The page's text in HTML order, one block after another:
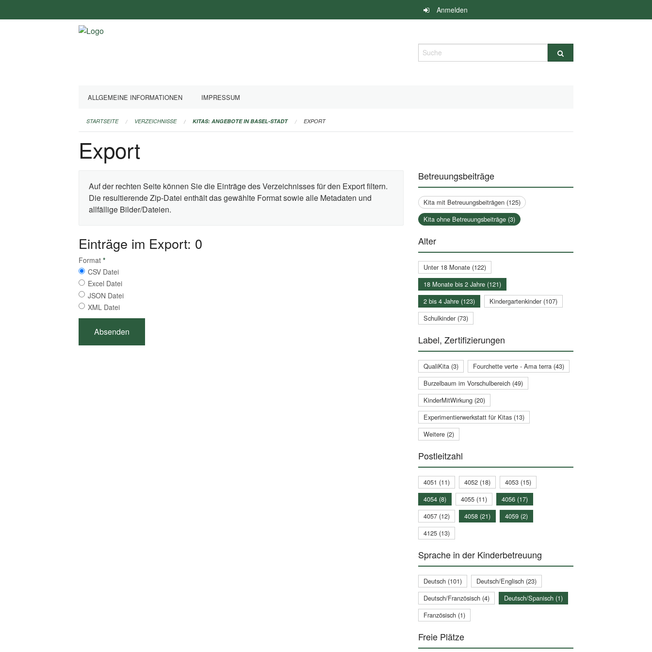
überspringen
Anmelden
Suche
ALLGEMEINE INFORMATIONEN IMPRESSUM
STARTSEITE VERZEICHNISSE KITAS: ANGEBOTE IN BASEL-STADT EXPORT
Export
Auf der rechten Seite können Sie die Einträge des Verzeichnisses für den Export filtern.
Die resultierende Zip-Datei enthält das gewählte Format sowie alle Metadaten und
allfällige Bilder/Dateien.
Einträge im Export: 0
Format *
CSV Datei
Excel Datei
JSON Datei
XML Datei
Betreuungsbeiträge
Kita mit Betreuungsbeiträgen (125)
Kita ohne Betreuungsbeiträge (3)
Alter
Unter 18 Monate (122)
18 Monate bis 2 Jahre (121)
2 bis 4 Jahre (123)
Kindergartenkinder (107)
Schulkinder (73)
Label, Zertifizierungen
QualiKita (3)
Fourchette verte - Ama terra (43)
Burzelbaum im Vorschulbereich (49)
KinderMitWirkung (20)
Experimentierwerkstatt für Kitas (13)
Weitere (2)
Postleitzahl
4051 (11) 4052 (18)
4053 (15)
4054 (8)
4055 (11)
4056 (17)
4057 (12)
4058 (21)
4059 (2)
4125 (13)
Sprache in der Kinderbetreuung
Deutsch (101)
Deutsch/Englisch (23)
Deutsch/Französisch (4)
Deutsch/Spanisch (1)
Französisch (1)
Freie Plätze